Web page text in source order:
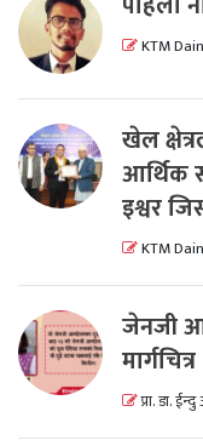
KTM
खेल
आर्थिक
इश्वर
KTM
जेनजी
मार्गचित्र
प्रा. डा.